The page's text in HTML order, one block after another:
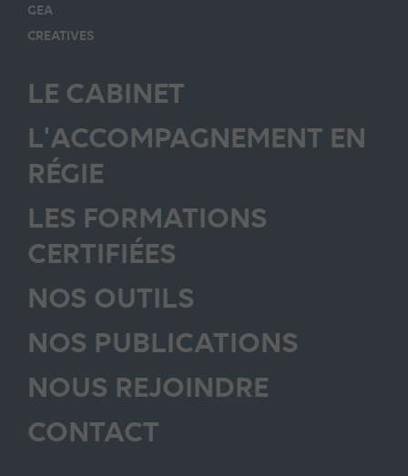
GEA
CREATIVES
LE CABINET
L'ACCOMPAGNEMENT EN
RÉGIE
LES FORMATIONS
CERTIFIÉES
NOS OUTILS
NOS PUBLICATIONS
NOUS REJOINDRE
CONTACT